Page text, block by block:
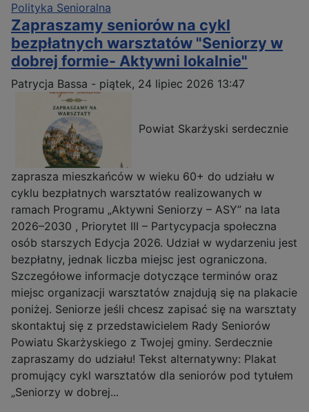
Polityka Senioralna
Zapraszamy seniorów na cykl
bezpłatnych warsztatów "Seniorzy w
dobrej formie- Aktywni lokalnie"
Patrycja Bassa - piątek, 24 lipiec 2026 13:47
Powiat Skarżyski serdecznie
zaprasza mieszkańców w wieku 60+ do udziału w
cyklu bezpłatnych warsztatów realizowanych w
ramach Programu „Aktywni Seniorzy – ASY” na lata
2026–2030 , Priorytet III – Partycypacja społeczna
osób starszych Edycja 2026. Udział w wydarzeniu jest
bezpłatny, jednak liczba miejsc jest ograniczona.
Szczegółowe informacje dotyczące terminów oraz
miejsc organizacji warsztatów znajdują się na plakacie
poniżej. Seniorze jeśli chcesz zapisać się na warsztaty
skontaktuj się z przedstawicielem Rady Seniorów
Powiatu Skarżyskiego z Twojej gminy. Serdecznie
zapraszamy do udziału! Tekst alternatywny: Plakat
promujący cykl warsztatów dla seniorów pod tytułem
„Seniorzy w dobrej...